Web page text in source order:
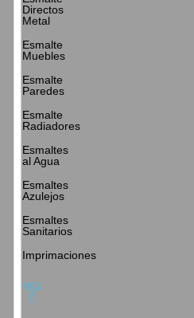
Directos
Metal
Esmalte
Muebles
Esmalte
Paredes
Esmalte
Radiadores
Esmaltes
al Agua
Esmaltes
Azulejos
Esmaltes
Sanitarios
Imprimaciones